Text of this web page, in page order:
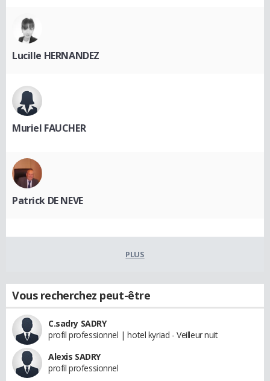
Lucille HERNANDEZ
Muriel FAUCHER
Patrick DE NEVE
PLUS
Vous recherchez peut-être
C.sadry SADRY
profil professionnel | hotel kyriad - Veilleur nuit
Alexis SADRY
profil professionnel